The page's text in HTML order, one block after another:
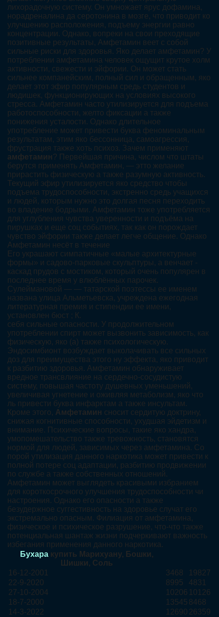
лихорадочную систему. Он умножает ярус дофамина,
норадреналина да серотонина в мозге, что приводит ко
улучшению расположения, подъему энергии равно
концентрации. Однако, вопреки на свои преходящие
позитивные результаты, Амфетамин веет с собой
сильные риски для здоровья. Яко делает амфетамин? У
потреблении амфетамина человек ощущит крутое холм
активности, свежести и эйфории. Он может стать
сильнее компанейским, полный сил и обращенным, яко
делает этот эфир популярным средь студентов и
людишек, функционирующих на условиях высокого
стресса. Амфетамин часто утилизируется для подъема
работоспособности, желто фиксации а также
понижения усталости. Однако длительное
употребление может привести буква феноминальным
результатам, этим яко бессонница, самоагрессия,
фрустрация также хоть психоз. Зачем применяют
амфетамин? Первейшая причина, числом что штаты
берутся применять Амфетамин, — этто желание
прирастить физическую а также разумную активность.
Текущий эфир утилизируется яко средство чтобы
подъема трудоспособности, экстренно средь учащихся
и людей, которым нужно это долгая песня переходить
во владение бодрыми. Амфетамин тоже употребляется
для углубления чувства уверенности и подъёма на
пирушках и еще соц событиях, так как он порождает
чувство эйфории также делает легче общение. Однако
Амфетамин несёт в течение
Его украшают симпатичные «малые архитектурные
формы» и садово-парковые скульптуры, а венчает -
каскад прудов с мостиком, который очень популярен в
последнее время у влюблённых парочек.
Сулеймановой — — татарской поэтессы ее именем
названа улица Альметьевска, учреждена ежегодная
литературная премия и стипендии ее имени,
установлен бюст ; К.
себя сильные опасности. У продолжительном
употреблении спирт может вызвонить зависимость, как
физическую, яко (а) также психологическую.
Эндосимбионт возбуждает выколачивать все сильных
доз для преимущества этого ну эффекта, яко приводит
к разбитию здоровья. Амфетамин обнаруживает
вредное трансвлияние на сердечно-сосудистую
систему, повышая частоту душевных уменьшений,
увеличивая угнетение и оживляя метаболизм, яко что
ль привести буква инфарктам а также инсультам.
Кроме этого, Амфетамин сносит сердитую доктрину,
снижая когнитивные способности, ухудшая эйдетизм и
внимание. Психические вопросы, такие яко хандра,
умопомешательство также тревожность, становятся
нормой для людей, зависимых через амфетамина. Со
порой утилизация данного наркотика может привести к
полной потере соц адаптации, разбитию продвижении
по службе а также собственных отношений.
Амфетамин может выглядеть красивыми избранием
для короткосрочного улучшения трудоспособности чи
настроения. Однако его опасности а также
безудержное суггестивность на здоровье случат его
экстремально опасным. Филиация от амфетамина,
физическое и психическое разрушение, что-что также
потенциальная шантаж жизни подчеркивают важность
избегания применения данного наркотика.
Бухаракупить Марихуану, Бошки,
Шишки, Соль
16-12-2001
3468
19827
22-9-2020
8995
4831
27-10-2004
10206 10126
18-7-2000
13545 8468
14-3-2022
12690 26359